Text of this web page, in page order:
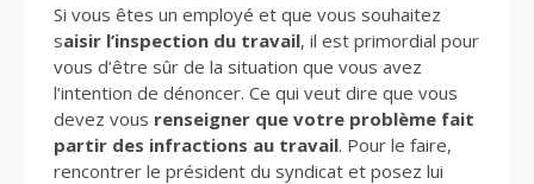
Si vous êtes un employé et que vous souhaitez
saisir l’inspection du travail, il est primordial pour
vous d’être sûr de la situation que vous avez
l’intention de dénoncer. Ce qui veut dire que vous
devez vous renseigner que votre problème fait
partir des infractions au travail. Pour le faire,
rencontrer le président du syndicat et posez lui